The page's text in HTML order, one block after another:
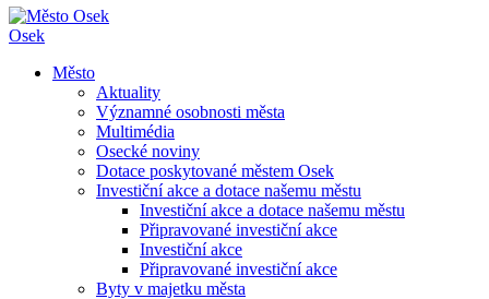
Osek
Město
Aktuality
Významné osobnosti města
Multimédia
Osecké noviny
Dotace poskytované městem Osek
Investiční akce a dotace našemu městu
Investiční akce a dotace našemu městu
Připravované investiční akce
Investiční akce
Připravované investiční akce
Byty v majetku města